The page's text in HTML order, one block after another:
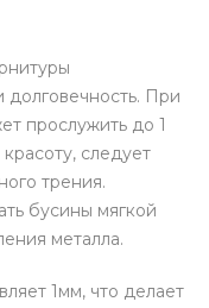
долговечность. При
прослужить до 1
следует
трения.
бусины мягкой
металла.
1мм, что делает